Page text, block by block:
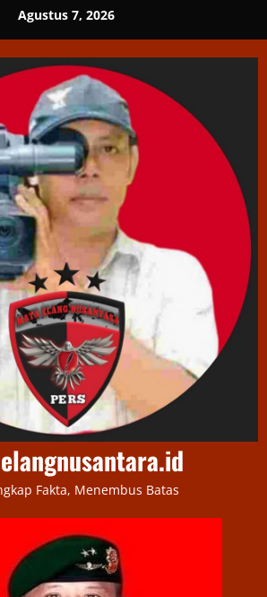
Agustus 7, 2026
Fakta, Menembus Batas